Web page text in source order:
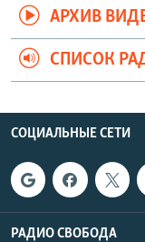
АРХИВ
СПИСОК
СОЦИАЛЬНЫЕ СЕТИ
РАДИО СВОБОДА